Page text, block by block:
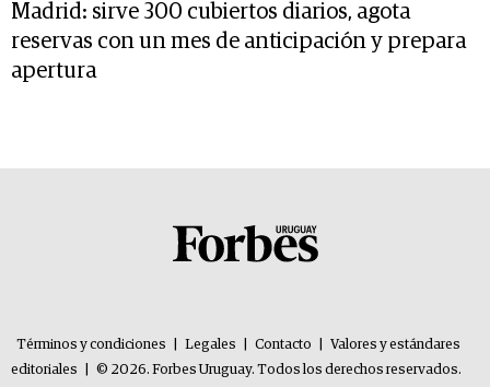
Madrid: sirve 300 cubiertos diarios, agota
reservas con un mes de anticipación y prepara
apertura
Términos y condiciones Legales Contacto
Valores y estándares
editoriales
© 2026. Forbes Uruguay. Todos los derechos reservados.